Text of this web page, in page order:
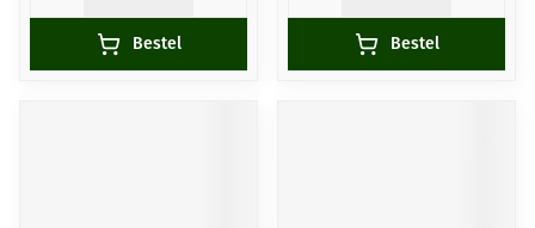
Bestel Bestel